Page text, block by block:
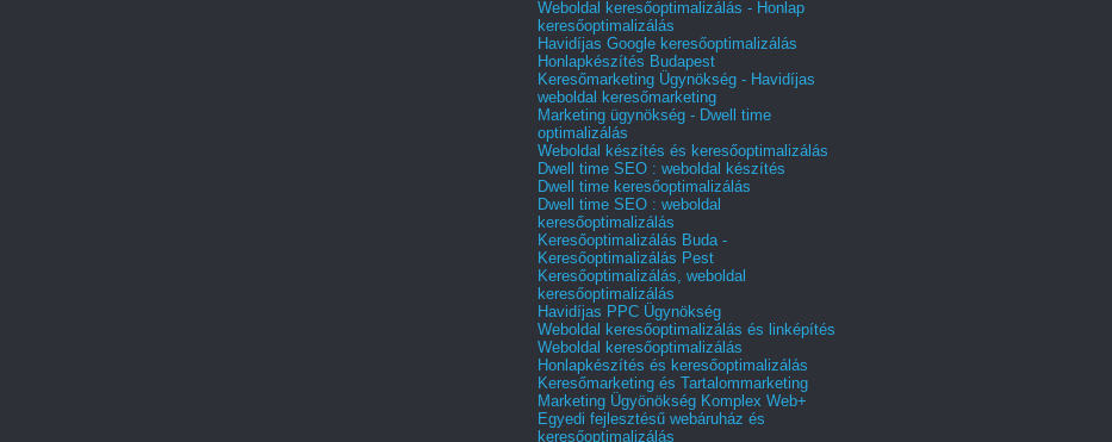
Weboldal keresőoptimalizálás - Honlap
keresőoptimalizálás
Havidíjas Google keresőoptimalizálás
Honlapkészítés Budapest
Keresőmarketing Ügynökség - Havidíjas
weboldal keresőmarketing
Marketing ügynökség - Dwell time
optimalizálás
Weboldal készítés és keresőoptimalizálás
Dwell time SEO : weboldal készítés
Dwell time keresőoptimalizálás
Dwell time SEO : weboldal
keresőoptimalizálás
Keresőoptimalizálás Buda -
Keresőoptimalizálás Pest
Keresőoptimalizálás, weboldal
keresőoptimalizálás
Havidíjas PPC Ügynökség
Weboldal keresőoptimalizálás és linképítés
Weboldal keresőoptimalizálás
Honlapkészítés és keresőoptimalizálás
Keresőmarketing és Tartalommarketing
Marketing Ügyönökség Komplex Web+
Egyedi fejlesztésű webáruház és
keresőoptimalizálás